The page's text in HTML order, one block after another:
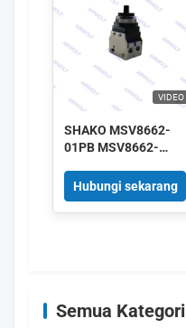
VIDEO
SHAKO MSV8662-
01PB MSV8662-
01PPL MSV8662-
01EB 3/2 cara katup
mekanik 1/8"
Hubungi sekarang
Semua Kategori